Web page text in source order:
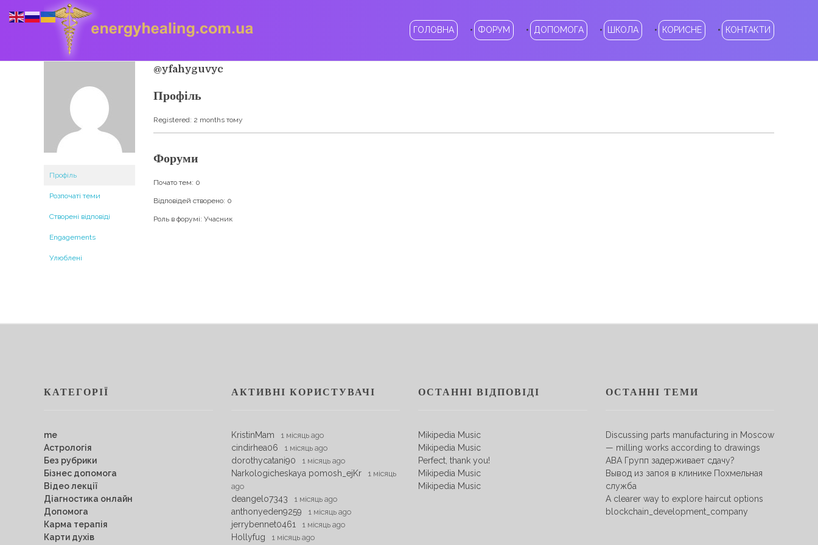
ГОЛОВНА ФОРУМ ДОПОМОГА ШКОЛА КОРИСНЕ КОНТАКТИ
Профіль
Розпочаті теми
Створені відповіді
Engagements
Улюблені
@yfahyguvyc
Профіль
Registered: 2 months тому
Форуми
Почато тем: 0
Відповідей створено: 0
Роль в форумі: Учасник
КАТЕГОРІЇ
me
Астрологія
Без рубрики
Бізнес допомога
Відео лекції
Діагностика онлайн
Допомога
Карма терапія
Карти духів
АКТИВНІ КОРИСТУВАЧІ
KristinMam 1 місяць ago
cindirhea06 1 місяць ago
dorothycatani90 1 місяць ago
Narkologicheskaya pomosh_ejKr
1 місяць
ago
deangelo7343 1 місяць ago
anthonyeden9259 1 місяць ago
jerrybennet0461 1 місяць ago
Hollyfug 1 місяць ago
ОСТАННІ ВІДПОВІДІ
Mikipedia Music
Mikipedia Music
Perfect, thank you!
Mikipedia Music
Mikipedia Music
ОСТАННІ ТЕМИ
Discussing parts manufacturing in Moscow
— milling works according to drawings
АВА Групп задерживает сдачу?
Вывод из запоя в клинике Похмельная
служба
A clearer way to explore haircut options
blockchain_development_company